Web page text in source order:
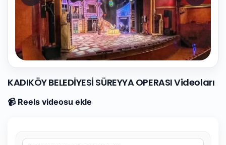
KADIKÖY BELEDİYESİ SÜREYYA OPERASI Videoları
📹 Reels videosu ekle